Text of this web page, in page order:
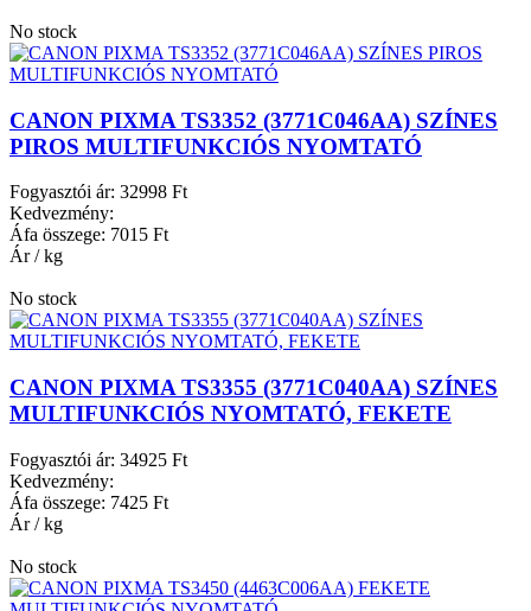
No stock
CANON PIXMA TS3352 (3771C046AA) SZÍNES
PIROS MULTIFUNKCIÓS NYOMTATÓ
Fogyasztói ár: 32998 Ft
Kedvezmény:
Áfa összege: 7015 Ft
Ár / kg
No stock
CANON PIXMA TS3355 (3771C040AA) SZÍNES
MULTIFUNKCIÓS NYOMTATÓ, FEKETE
Fogyasztói ár: 34925 Ft
Kedvezmény:
Áfa összege: 7425 Ft
Ár / kg
No stock